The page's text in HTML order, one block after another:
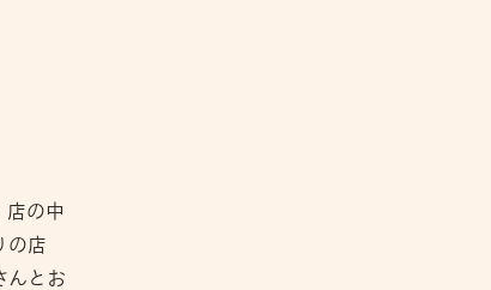
店の中
の店
んとお